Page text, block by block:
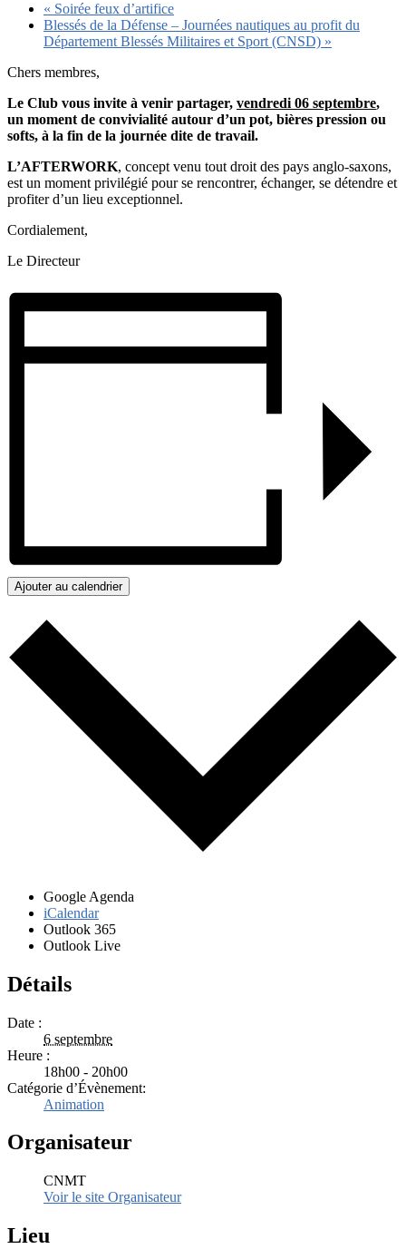
« Soirée feux d’artifice
Blessés de la Défense – Journées nautiques au profit du
Département Blessés Militaires et Sport (CNSD) »
Chers membres,
Le Club vous invite à venir partager, vendredi 06 septembre,
un moment de convivialité autour d’un pot, bières pression ou
softs, à la fin de la journée dite de travail.
L’AFTERWORK, concept venu tout droit des pays anglo-saxons,
est un moment privilégié pour se rencontrer, échanger, se détendre et
profiter d’un lieu exceptionnel.
Cordialement,
Le Directeur
Ajouter au calendrier
Google Agenda
iCalendar
Outlook 365
Outlook Live
Détails
Date :
6 septembre
Heure :
18h00 - 20h00
Catégorie d’Évènement:
Animation
Organisateur
CNMT
Voir le site Organisateur
Lieu